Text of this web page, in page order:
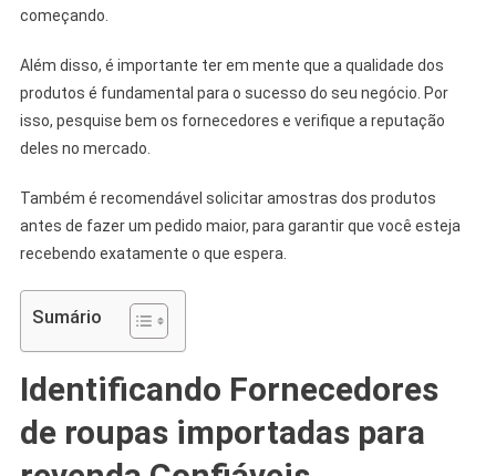
começando.
Além disso, é importante ter em mente que a qualidade dos
produtos é fundamental para o sucesso do seu negócio. Por
isso, pesquise bem os fornecedores e verifique a reputação
deles no mercado.
Também é recomendável solicitar amostras dos produtos
antes de fazer um pedido maior, para garantir que você esteja
recebendo exatamente o que espera.
Sumário
Identificando Fornecedores
de roupas importadas para